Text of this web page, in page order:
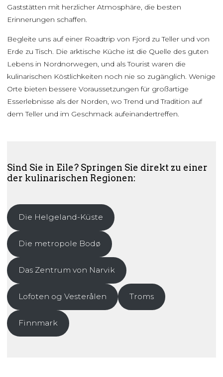
Gaststätten mit herzlicher Atmosphäre, die besten
Erinnerungen schaffen.
Begleite uns auf einer Roadtrip von Fjord zu Teller und von
Erde zu Tisch. Die arktische Küche ist die Quelle des guten
Lebens in Nordnorwegen, und als Tourist waren die
kulinarischen Köstlichkeiten noch nie so zugänglich. Wenige
Orte bieten bessere Voraussetzungen für großartige
Esserlebnisse als der Norden, wo Trend und Tradition auf
dem Teller und im Geschmack aufeinandertreffen.
Sind Sie in Eile? Springen Sie direkt zu einer
der kulinarischen Regionen:
Die Helgeland-Küste
Die metropole Bodø
Das Zentrum von Narvik
Lofoten og Vesterålen Troms
Finnmark